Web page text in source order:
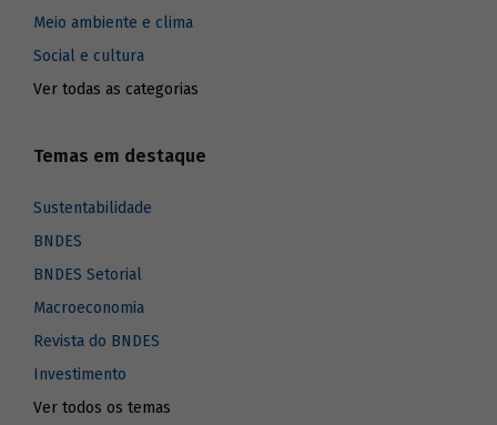
Meio ambiente e clima
Social e cultura
Ver todas as categorias
Temas em destaque
Sustentabilidade
BNDES
BNDES Setorial
Macroeconomia
Revista do BNDES
Investimento
Ver todos os temas